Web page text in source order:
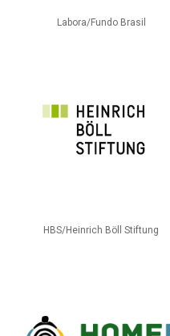
Labora/Fundo Brasil
HBS/Heinrich Böll Stiftung